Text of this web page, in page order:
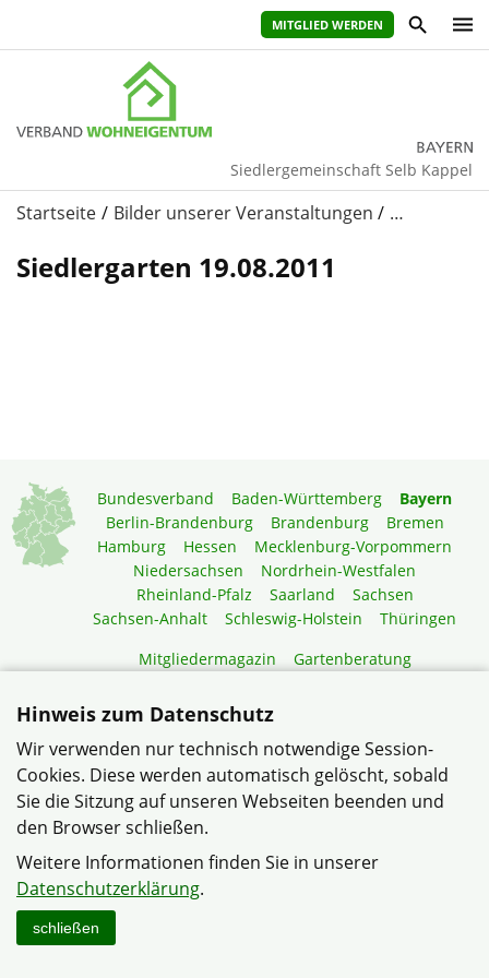
MITGLIED WERDEN
Siedlergemeinschaft Selb Kappel
Startseite Bilder unserer Veranstaltungen …
Siedlergarten 19.08.2011
Bundesverband Baden-Württemberg
Bayern
Berlin-Brandenburg
Brandenburg
Bremen
Hamburg
Hessen
Mecklenburg-Vorpommern
Niedersachsen
Nordrhein-Westfalen
Rheinland-Pfalz
Saarland
Sachsen
Sachsen-Anhalt
Schleswig-Holstein
Thüringen
Mitgliedermagazin
Gartenberatung
© Siedlergemeinschaft Selb Kappel im Verband
Wohneigentum Bayern e.V.
Datenschutzerklärung
Impressum Sitemap Kontakt
Hinweis zum Datenschutz
Wir verwenden nur technisch notwendige Session-
Cookies. Diese werden automatisch gelöscht, sobald
Sie die Sitzung auf unseren Webseiten beenden und
den Browser schließen.
Weitere Informationen finden Sie in unserer
Datenschutzerklärung.
schließen